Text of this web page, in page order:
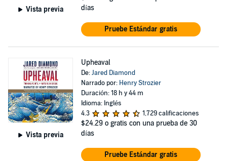
Vista previa
días
Pruebe Estándar gratis
Vista previa
Upheaval
De:Jared Diamond
Narrado por: Henry Strozier
Duración: 18 h y 44 m
Idioma: Inglés
4.3
1,729 calificaciones
$24.29 o gratis con una prueba de 30
días
Pruebe Estándar gratis